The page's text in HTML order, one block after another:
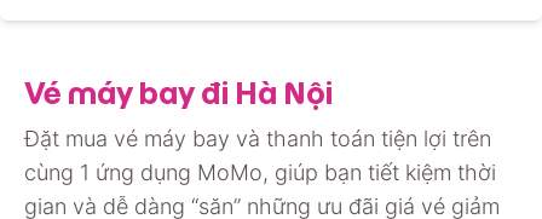
Vé máy bay đi Hà Nội
Đặt mua vé máy bay và thanh toán tiện lợi trên
cùng 1 ứng dụng MoMo, giúp bạn tiết kiệm thời
gian và dễ dàng “săn” những ưu đãi giá vé giảm